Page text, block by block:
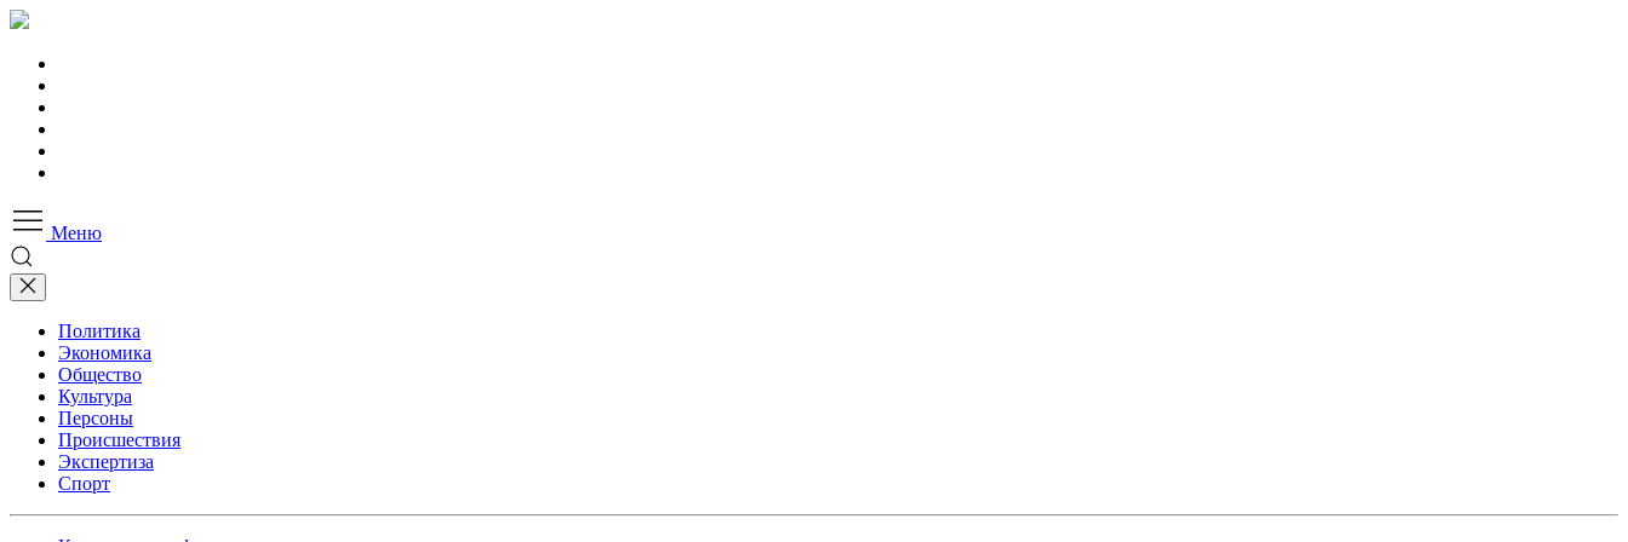
Меню
Политика
Экономика
Общество
Культура
Персоны
Происшествия
Экспертиза
Спорт